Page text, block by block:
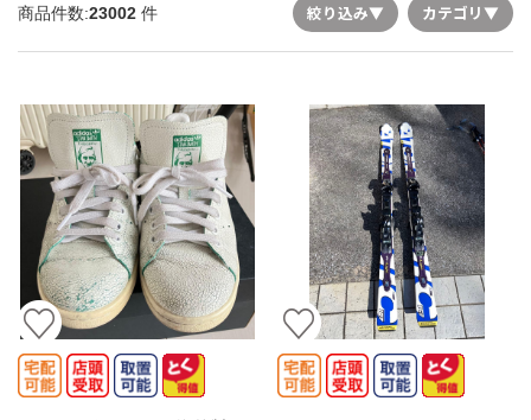
商品件数:23002 件 絞り込み▼ カテゴリ▼